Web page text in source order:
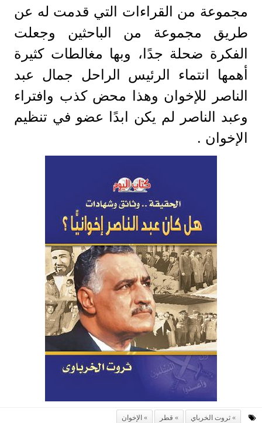
مجموعة من القراءات التي قدمت له عن
طريق مجموعة من الباحثين وجعلت
الفكرة ضحلة جدًا، وبها مغالطات كثيرة
أهمها انتماء الرئيس الراحل جمال عبد
الناصر للإخوان وهذا محض كذب وافتراء
وعبد الناصر لم يكن ابدًا عضو في تنظيم
الإخوان .
ثروت الخرباي قطر الإخوان